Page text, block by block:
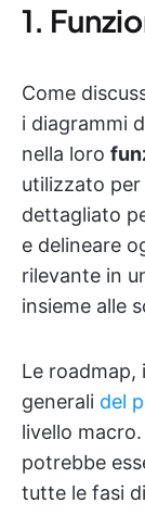
1.
Come
i diagrammi
nella loro
utilizzato
dettagliato
e delineare
rilevante in
insieme alle
Le roadmap,
generali del
livello
potrebbe
tutte le fasi